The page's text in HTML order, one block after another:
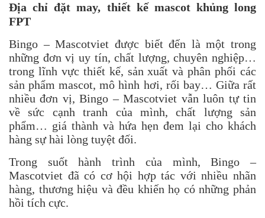
Địa chỉ đặt may, thiết kế mascot khủng long
FPT
Bingo – Mascotviet được biết đến là một trong
những đơn vị uy tín, chất lượng, chuyên nghiệp…
trong lĩnh vực thiết kế, sản xuất và phân phối các
sản phẩm mascot, mô hình hơi, rối bay… Giữa rất
nhiều đơn vị, Bingo – Mascotviet vẫn luôn tự tin
về sức cạnh tranh của mình, chất lượng sản
phẩm… giá thành và hứa hẹn đem lại cho khách
hàng sự hài lòng tuyệt đối.
Trong suốt hành trình của mình, Bingo –
Mascotviet đã có cơ hội hợp tác với nhiều nhãn
hàng, thương hiệu và đều khiến họ có những phản
hồi tích cực.